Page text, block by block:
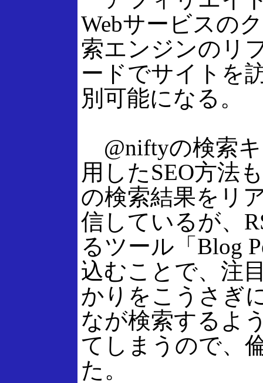
Webサービスの
索エンジンのリ
ードでサイトを
別可能になる。
@niftyの検索
用したSEO方法
の検索結果をリ
信しているが、
るツール「Blog
込むことで、注
かりをこうさぎ
なが検索するよ
てしまうので、
た。